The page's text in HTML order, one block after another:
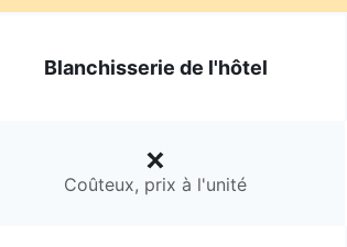
Blanchisserie de l'hôtel
Coûteux, prix à l'unité